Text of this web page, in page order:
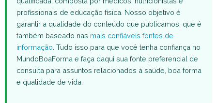
profissionais de educação física. Nosso objetivo é
garantir a qualidade do conteúdo que publicamos, que é
também baseado nas mais confiáveis fontes de
informação . Tudo isso para que você tenha confiança no
MundoBoaForma e faça daqui sua fonte preferencial de
consulta para assuntos relacionados à saúde, boa forma
e qualidade de vida.